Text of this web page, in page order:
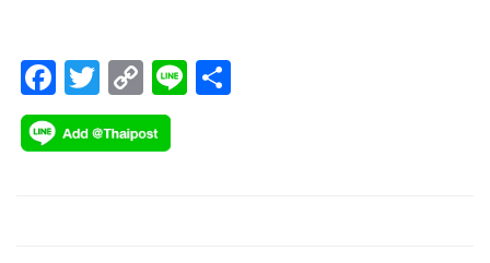
F
ac
e
T
wi
tt
C
o
p
Li